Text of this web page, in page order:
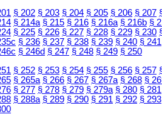
§ 202 § 203 § 204 § 205 § 206 § 207
§ 214a § 215 § 216 § 216a § 216b §
§ 225 § 226 § 227 § 228 § 229 § 230
§ 236 § 237 § 238 § 239 § 240 § 241
§ 246d § 247 § 248 § 249 § 250
§ 252 § 253 § 254 § 255 § 256 § 257
§ 265a § 266 § 267 § 267a § 268 §
§ 277 § 278 § 279 § 279a § 280 § 281
§ 288a § 289 § 290 § 291 § 292 § 293